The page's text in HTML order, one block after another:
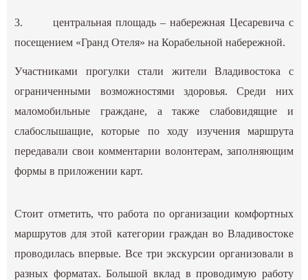
3. центральная площадь – набережная Цесаревича с
посещением «Гранд Отеля» на Корабельной набережной.
Участниками прогулки стали жители Владивостока с
ограниченными возможностями здоровья. Среди них
маломобильные граждане, а также слабовидящие и
слабослышащие, которые по ходу изучения маршрута
передавали свои комментарии волонтерам, заполняющим
формы в приложении карт.
Стоит отметить, что работа по организации комфортных
маршрутов для этой категории граждан во Владивостоке
проводилась впервые. Все три экскурсии организовали в
разных форматах. Большой вклад в проводимую работу